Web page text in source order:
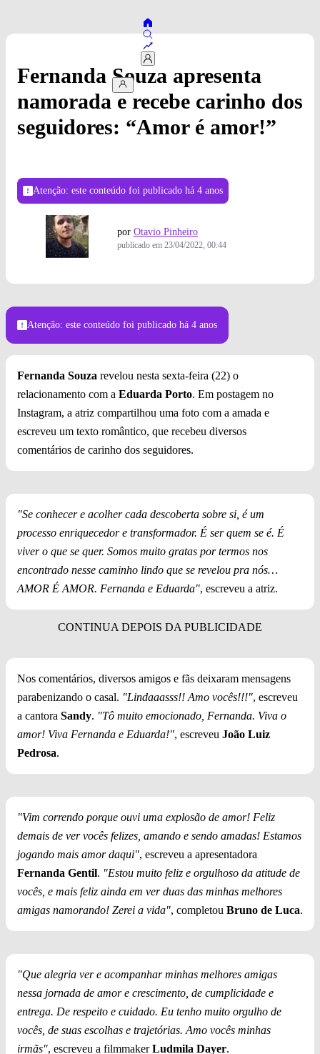
Fernanda Souza apresenta
namorada e recebe carinho dos
seguidores: “Amor é amor!”
Atenção: este conteúdo foi publicado há 4 anos
por Otavio Pinheiro
publicado em 23/04/2022, 00:44
Atenção: este conteúdo foi publicado há 4 anos
Fernanda Souza revelou nesta sexta-feira (22) o
relacionamento com a Eduarda Porto. Em postagem no
Instagram, a atriz compartilhou uma foto com a amada e
escreveu um texto romântico, que recebeu diversos
comentários de carinho dos seguidores.
"Se conhecer e acolher cada descoberta sobre si, é um
processo enriquecedor e transformador. É ser quem se é. É
viver o que se quer. Somos muito gratas por termos nos
encontrado nesse caminho lindo que se revelou pra nós…
AMOR É AMOR. Fernanda e Eduarda", escreveu a atriz.
Nos comentários, diversos amigos e fãs deixaram mensagens
parabenizando o casal. "Lindaaasss!! Amo vocês!!!", escreveu
a cantora Sandy. "Tô muito emocionado, Fernanda. Viva o
amor! Viva Fernanda e Eduarda!", escreveu João Luiz
Pedrosa.
"Vim correndo porque ouvi uma explosão de amor! Feliz
demais de ver vocês felizes, amando e sendo amadas! Estamos
jogando mais amor daqui", escreveu a apresentadora
Fernanda Gentil. "Estou muito feliz e orgulhoso da atitude de
vocês, e mais feliz ainda em ver duas das minhas melhores
amigas namorando! Zerei a vida", completou Bruno de Luca.
"Que alegria ver e acompanhar minhas melhores amigas
nessa jornada de amor e crescimento, de cumplicidade e
entrega. De respeito e cuidado. Eu tenho muito orgulho de
vocês, de suas escolhas e trajetórias. Amo vocês minhas
irmãs", escreveu a filmmakerLudmila Dayer.